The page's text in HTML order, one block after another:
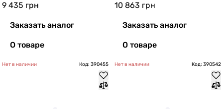
9 435 грн
Заказать аналог
О товаре
10 863 грн
Заказать аналог
О товаре
Нет в наличии Код: 390455 Нет в наличии Код: 390542